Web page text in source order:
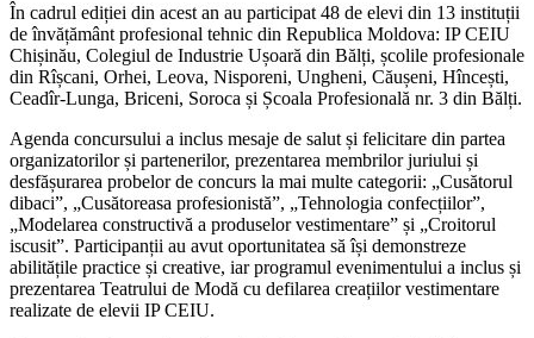
În cadrul ediției din acest an au participat 48 de elevi din 13 instituții
de învățământ profesional tehnic din Republica Moldova: IP CEIU
Chișinău, Colegiul de Industrie Ușoară din Bălți, școlile profesionale
din Rîșcani, Orhei, Leova, Nisporeni, Ungheni, Căușeni, Hîncești,
Ceadîr-Lunga, Briceni, Soroca și Școala Profesională nr. 3 din Bălți.
Agenda concursului a inclus mesaje de salut și felicitare din partea
organizatorilor și partenerilor, prezentarea membrilor juriului și
desfășurarea probelor de concurs la mai multe categorii: „Cusătorul
dibaci”, „Cusătoreasa profesionistă”, „Tehnologia confecțiilor”,
„Modelarea constructivă a produselor vestimentare” și „Croitorul
iscusit”. Participanții au avut oportunitatea să își demonstreze
abilitățile practice și creative, iar programul evenimentului a inclus și
prezentarea Teatrului de Modă cu defilarea creațiilor vestimentare
realizate de elevii IP CEIU.